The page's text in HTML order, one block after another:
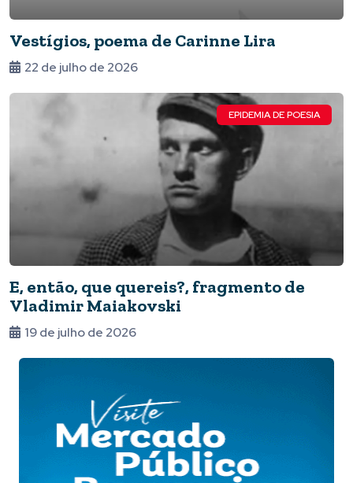
Vestígios, poema de Carinne Lira
22 de julho de 2026
EPIDEMIA DE POESIA
E, então, que quereis?, fragmento de
Vladimir Maiakovski
19 de julho de 2026